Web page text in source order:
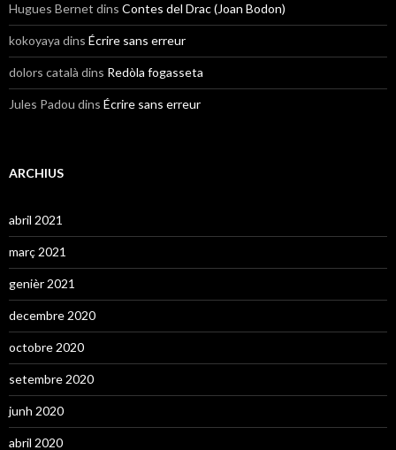
Hugues Bernet dins Contes del Drac (Joan Bodon)
kokoyaya dins Écrire sans erreur
dolors català dins Redòla fogasseta
Jules Padou dins Écrire sans erreur
ARCHIUS
abril 2021
març 2021
genièr 2021
decembre 2020
octobre 2020
setembre 2020
junh 2020
abril 2020